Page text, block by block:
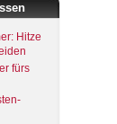
Hitze
fürs